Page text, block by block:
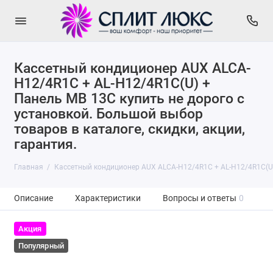
Кассетный кондиционер AUX ALCA-
H12/4R1С + AL-H12/4R1С(U) +
Панель MB 13С купить не дорого с
установкой. Большой выбор
товаров в каталоге, скидки, акции,
гарантия.
Главная Кассетный кондиционер AUX ALCA-H12/4R1С + AL-H12/
Описание Характеристики Вопросы и ответы 0
Акция
Популярный